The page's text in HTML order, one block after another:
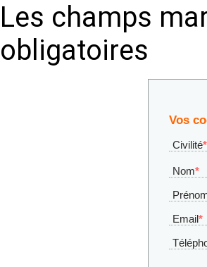
Les champs
obligatoires
Vos
Civilité*
Nom*
Email*